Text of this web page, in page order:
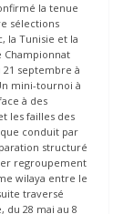
la tenue
sélections
la Tunisie et la
Championnat
21 septembre à
mini-tournoi à
à des
les failles des
conduit par
structuré
regroupement
wilaya entre le
traversé
du 28 mai au 8